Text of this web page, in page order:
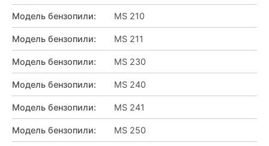
Модель бензопили: MS 210
Модель бензопили: MS 211
Модель бензопили: MS 230
Модель бензопили: MS 240
Модель бензопили: MS 241
Модель бензопили: MS 250